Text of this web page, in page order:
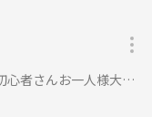
大阪難波平日ボードゲーム会に参加